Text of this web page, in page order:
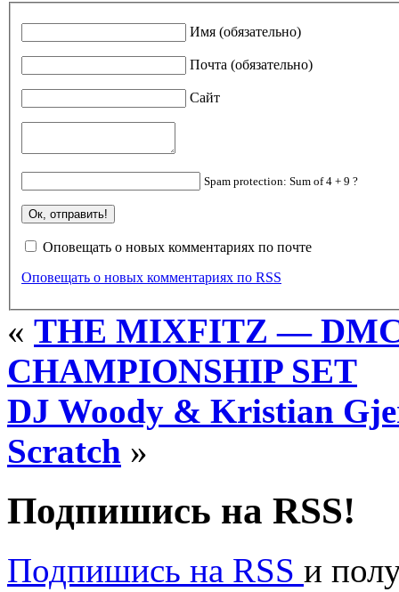
Имя (обязательно)
Почта (обязательно)
Сайт
Spam protection: Sum of 4 + 9 ?
Оповещать о новых комментариях по почте
Оповещать о новых комментариях по RSS
« THE MIXFITZ —
CHAMPIONSHIP SET
DJ Woody & Kristian
Scratch »
Подпишись на RSS!
Подпишись на RSS и